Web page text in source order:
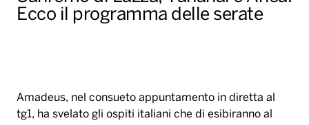
Ecco il programma delle serate
Amadeus, nel consueto appuntamento in diretta al
tg1, ha svelato gli ospiti italiani che di esibiranno al